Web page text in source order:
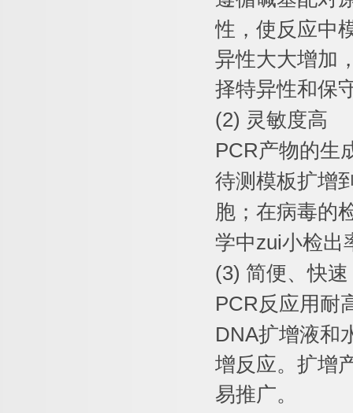
性，使反应中
异性大大增加
择特异性和保
(2) 灵敏度高
PCR产物的生
待测模板扩增
胞；在病毒的
学中zui小检出
(3) 简便、快速
PCR反应用耐
DNA扩增液和
增反应。扩增
易推广。